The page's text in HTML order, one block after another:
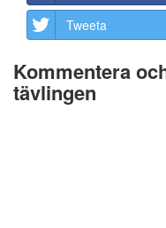
Tweeta
Kommentera
tävlingen